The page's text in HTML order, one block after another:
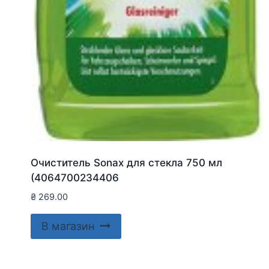
Очиститель Sonax для стекла 750 мл
(4064700234406
₴ 269.00
В магазин